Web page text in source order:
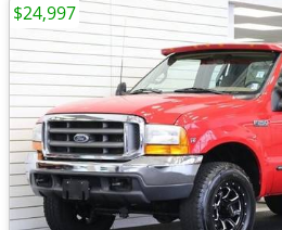
$24,997